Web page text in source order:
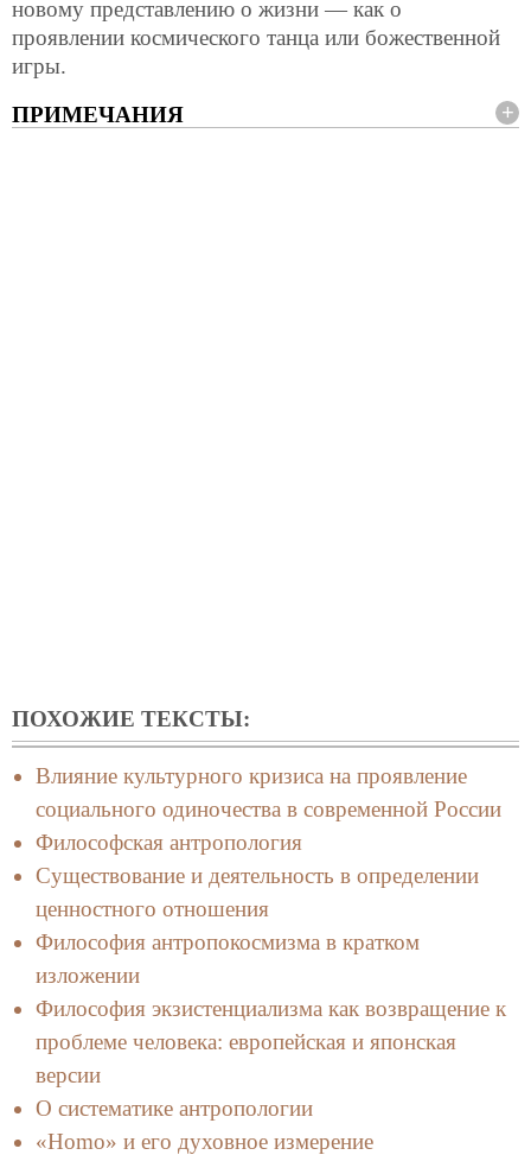
новому представлению о жизни — как о
проявлении космического танца или божественной
игры.
ПРИМЕЧАНИЯ
ПОХОЖИЕ ТЕКСТЫ:
Влияние культурного кризиса на проявление
социального одиночества в современной России
Философская антропология
Существование и деятельность в определении
ценностного отношения
Философия антропокосмизма в кратком
изложении
Философия экзистенциализма как возвращение к
проблеме человека: европейская и японская
версии
О систематике антропологии
«Homo» и его духовное измерение